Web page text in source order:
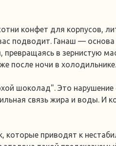
конфет для корпусов,
подводит. Ганаш — основа
превращаясь в зернистую
после ночи в холодильнике.
шоколад". Это нарушение
связь жира и воды. И
которые приводят к